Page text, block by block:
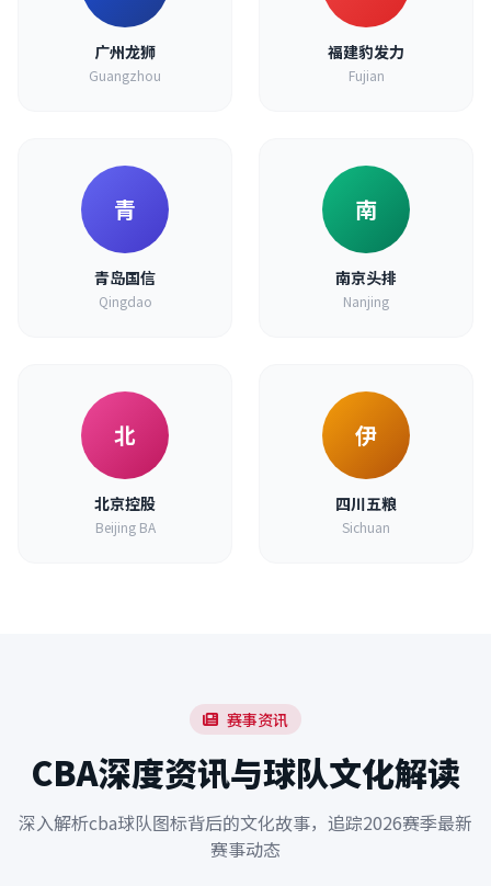
广州龙狮
Guangzhou
福建豹发力
Fujian
青
青岛国信
Qingdao
南
南京头排
Nanjing
北
北京控股
Beijing BA
伊
四川五粮
Sichuan
赛事资讯
CBA深度资讯与球队文化解读
深入解析cba球队图标背后的文化故事，追踪2026赛季最新
赛事动态